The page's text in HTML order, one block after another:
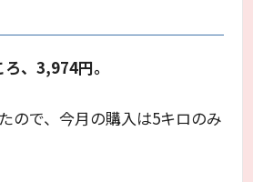
、3,974円。
ので、今月の購入は5キロのみ